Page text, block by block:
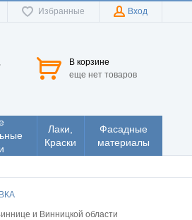
Избранные Вход
В корзине
еще нет товаров
Лаки,
Краски
Фасадные
материалы
и Винницкой области